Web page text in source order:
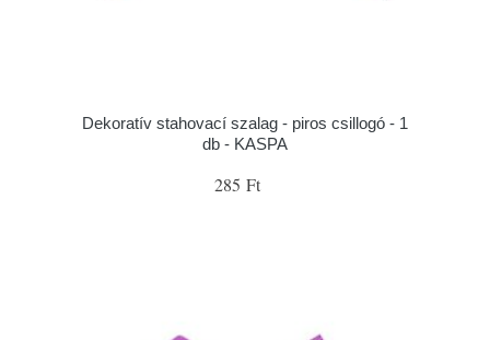
Dekoratív stahovací szalag - piros csillogó - 1
db - KASPA
285 Ft